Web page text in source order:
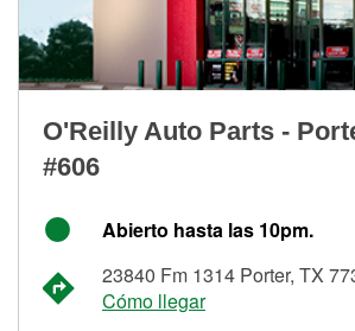
O'Reilly Auto Parts -
#606
Abierto hasta las 10pm.
23840 Fm 1314 Porter, TX
Cómo llegar